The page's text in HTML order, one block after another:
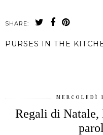
SHARE:
PURSES IN THE
MERCOLEDÌ
Regali di Natale,